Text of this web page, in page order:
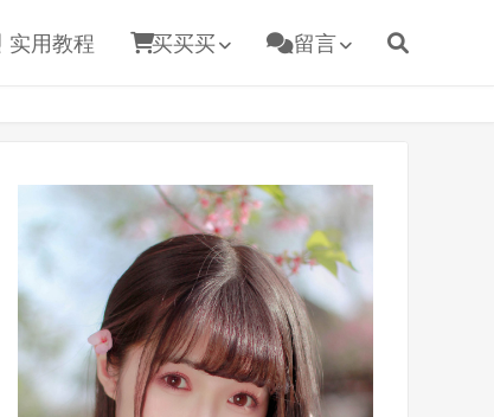
实用教程 买买买 留言